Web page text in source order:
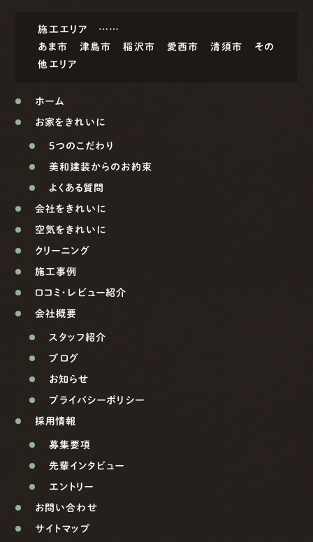
施工エリア ……
あま市
津島市 稲沢市 愛西市 清須市
その
他エリア
ホーム
お家をきれいに
5つのこだわり
美和建装からのお約束
よくある質問
会社をきれいに
空気をきれいに
クリーニング
施工事例
口コミ・レビュー紹介
会社概要
スタッフ紹介
ブログ
お知らせ
プライバシーポリシー
採用情報
募集要項
先輩インタビュー
エントリー
お問い合わせ
サイトマップ